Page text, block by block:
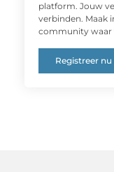
platform. Jouw
verbinden. Maak
community waar
Registreer